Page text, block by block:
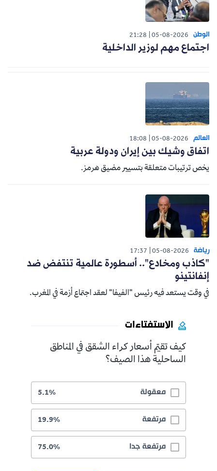
الوطن 05-08-2026
21:28
اجتماع مهم لوزير الداخلية
العالم 05-08-2026
18:08
اتفاق وشيك بين إيران ودولة عربية
يخص ترتيبات متعلقة بتسيير مضيق هرمز.
رياضة 05-08-2026
17:37
"كاذب ومخادع".. أسطورة عالمية تنتفض ضد
إنفانتينو
في وقت يستعد فيه رئيس "الفيفا" لعقد اجتماع أزمة في المغرب.
الاستفتاءات
كيف تقيّم أسعار كراء الشقق في المناطق
الساحلية هذا الصيف؟
معقولة 5.1%
مرتفعة 19.9%
مرتفعة جدا 75.0%